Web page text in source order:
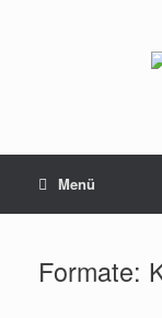
Menü
Formate: